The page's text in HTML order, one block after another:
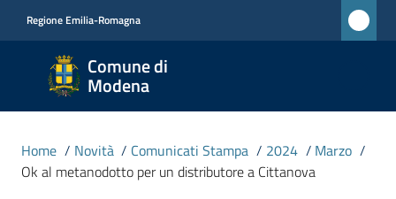
Regione Emilia-Romagna
Comune di
Modena
Comune
di
Modena
CIVICA
MONET
Home / Novità / Comunicati Stampa / 2024 / Marzo /
Ok al metanodotto per un distributore a Cittanova